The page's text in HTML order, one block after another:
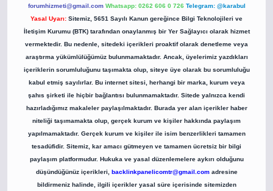
forumhizmeti@gmail.com Whatsapp: 0262 606 0 726 Telegram: @karabul
Yasal Uyarı: Sitemiz, 5651 Sayılı Kanun gereğince Bilgi Teknolojileri ve
İletişim Kurumu (BTK) tarafından onaylanmış bir Yer Sağlayıcı olarak hizmet
vermektedir. Bu nedenle, sitedeki içerikleri proaktif olarak denetleme veya
araştırma yükümlülüğümüz bulunmamaktadır. Ancak, üyelerimiz yazdıkları
içeriklerin sorumluluğunu taşımakta olup, siteye üye olarak bu sorumluluğu
kabul etmiş sayılırlar. Bu internet sitesi, herhangi bir marka, kurum veya
şahıs şirketi ile hiçbir bağlantısı bulunmamaktadır. Sitede yalnızca kendi
hazırladığımız makaleler paylaşılmaktadır. Burada yer alan içerikler haber
niteliği taşımamakta olup, gerçek kurum ve kişiler hakkında paylaşım
yapılmamaktadır. Gerçek kurum ve kişiler ile isim benzerlikleri tamamen
tesadüfidir. Sitemiz, kar amacı gütmeyen ve tamamen ücretsiz bir bilgi
paylaşım platformudur. Hukuka ve yasal düzenlemelere aykırı olduğunu
düşündüğünüz içerikleri, backlinkpanelicomtr@gmail.comadresine
bildirmeniz halinde, ilgili içerikler yasal süre içerisinde sitemizden